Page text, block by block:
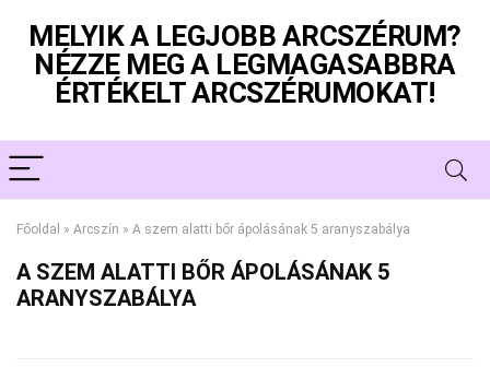
MELYIK A LEGJOBB ARCSZÉRUM?
NÉZZE MEG A LEGMAGASABBRA
ÉRTÉKELT ARCSZÉRUMOKAT!
Főoldal » Arcszín » A szem alatti bőr ápolásának 5 aranyszabálya
A SZEM ALATTI BŐR ÁPOLÁSÁNAK 5
ARANYSZABÁLYA